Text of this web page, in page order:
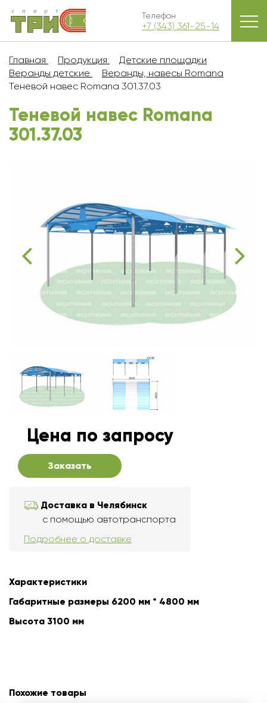
Телефон
+7 (343) 361-25-14
Главная Продукция
Детские площадки
Веранды детские
Веранды, навесы Romana
Теневой навес Romana 301.37.03
Теневой навес Romana
301.37.03
Цена по запросу
Заказать
Доставка в Челябинск
с помощью автотранспорта
Подробнее о доставке
Характеристики
Габаритные размеры 6200 мм * 4800 мм
Высота 3100 мм
Похожие товары